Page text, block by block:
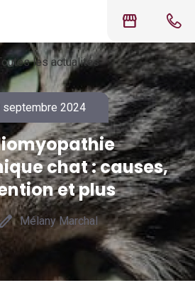
storefront
les actualités
septembre 2024
chat : causes,
et plus
Mélany Marchal